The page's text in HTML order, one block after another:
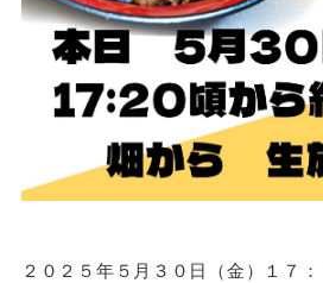
２０２５年５月３０日（金）１７